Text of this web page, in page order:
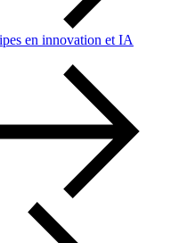
en innovation et IA